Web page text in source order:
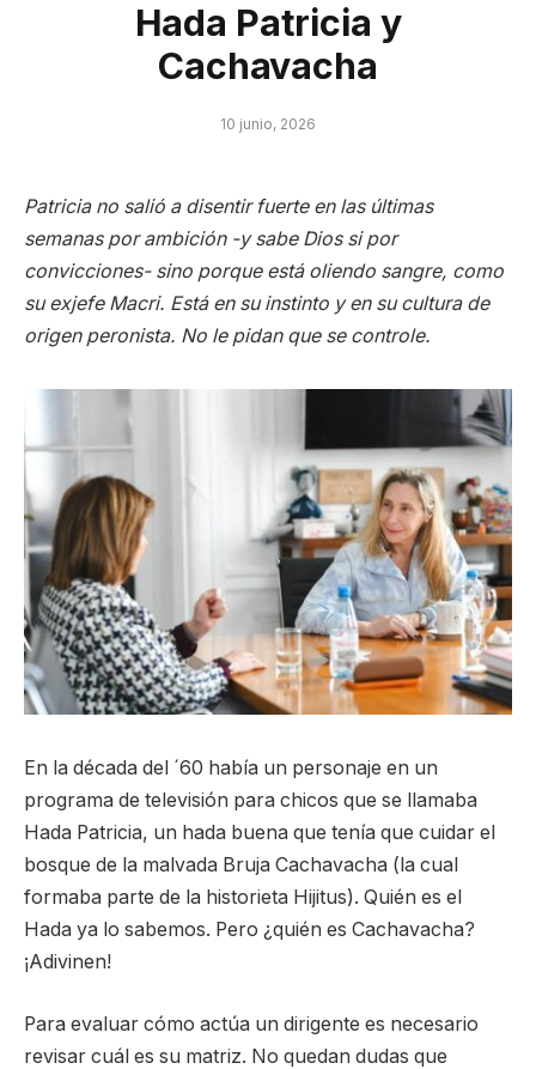
Hada Patricia y
Cachavacha
10 junio, 2026
Patricia no salió a disentir fuerte en las últimas
semanas por ambición -y sabe Dios si por
convicciones- sino porque está oliendo sangre, como
su exjefe Macri. Está en su instinto y en su cultura de
origen peronista. No le pidan que se controle.
En la década del ´60 había un personaje en un
programa de televisión para chicos que se llamaba
Hada Patricia, un hada buena que tenía que cuidar el
bosque de la malvada Bruja Cachavacha (la cual
formaba parte de la historieta Hijitus). Quién es el
Hada ya lo sabemos. Pero ¿quién es Cachavacha?
¡Adivinen!
Para evaluar cómo actúa un dirigente es necesario
revisar cuál es su matriz. No quedan dudas que